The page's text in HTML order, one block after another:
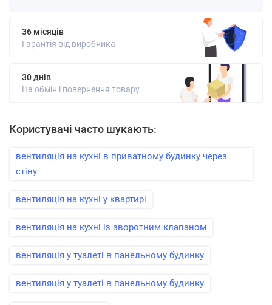
36 місяців
Гарантія від виробника
30 днів
На обмін і повернення товару
Користувачі часто шукають:
вентиляція на кухні в приватному будинку через
стіну
вентиляція на кухні у квартирі
вентиляція на кухні із зворотним клапаном
вентиляція у туалеті в панельному будинку
вентиляція у туалеті в панельному будинку